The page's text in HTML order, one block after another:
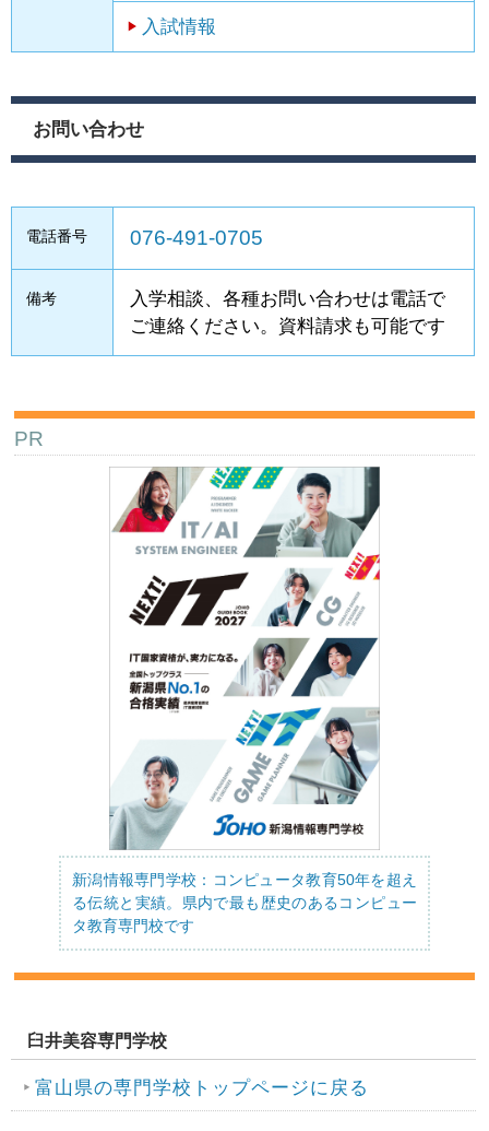
入試情報
お問い合わせ
電話番号 076-491-0705
備考
入学相談、各種お問い合わせは電話で
ご連絡ください。資料請求も可能です
PR
新潟情報専門学校：コンピュータ教育50年を超え
る伝統と実績。県内で最も歴史のあるコンピュー
タ教育専門校です
臼井美容専門学校
富山県の専門学校トップページに戻る